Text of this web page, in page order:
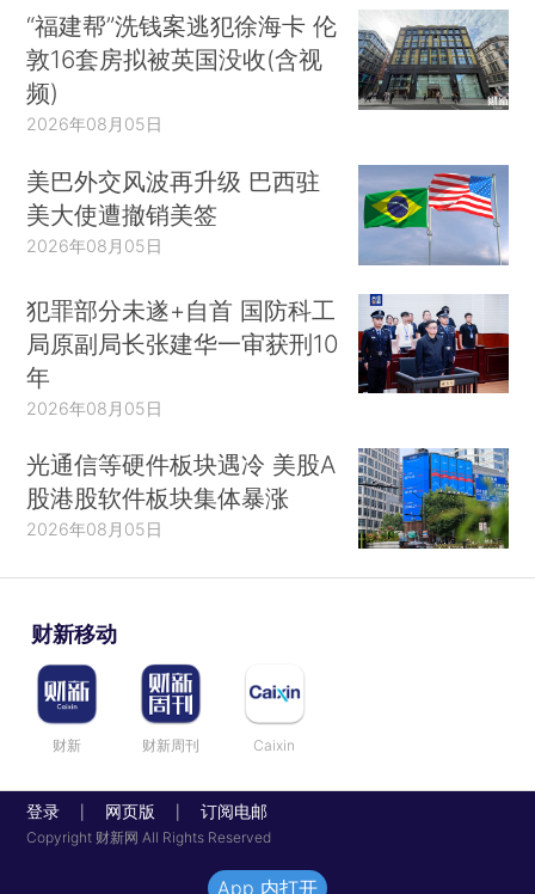
“福建帮”洗钱案逃犯徐海卡 伦
敦16套房拟被英国没收(含视
频)
2026年08月05日
美巴外交风波再升级 巴西驻
美大使遭撤销美签
2026年08月05日
犯罪部分未遂+自首 国防科工
局原副局长张建华一审获刑10
年
2026年08月05日
光通信等硬件板块遇冷 美股A
股港股软件板块集体暴涨
2026年08月05日
财新移动
财新 财新周刊 Caixin
登录 网页版 订阅电邮
Copyright 财新网 All Rights Reserved
App 内打开